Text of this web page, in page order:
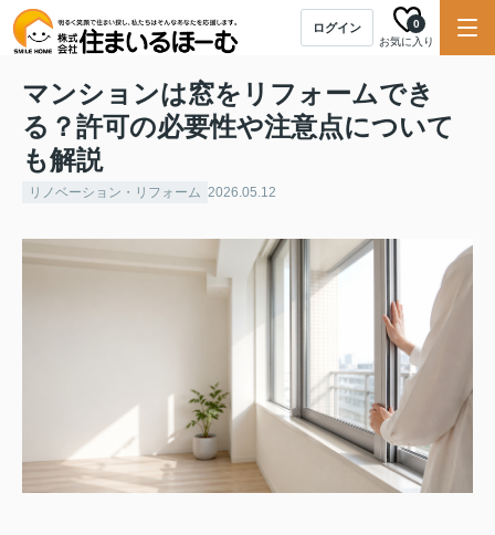
ログイン
お気に入り
0
マンションは窓をリフォームでき
る？許可の必要性や注意点について
も解説
リノベーション・リフォーム 2026.05.12